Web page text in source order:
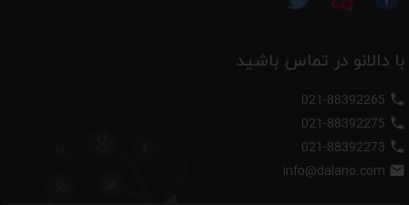
با دالانو در تماس باشید



